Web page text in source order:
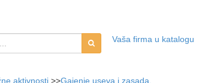
Vaša firma u katalogu
aktivnosti >>Gajenje useva i zasada,